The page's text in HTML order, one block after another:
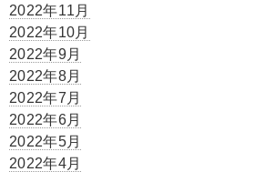
2022年11月
2022年10月
2022年9月
2022年8月
2022年7月
2022年6月
2022年5月
2022年4月